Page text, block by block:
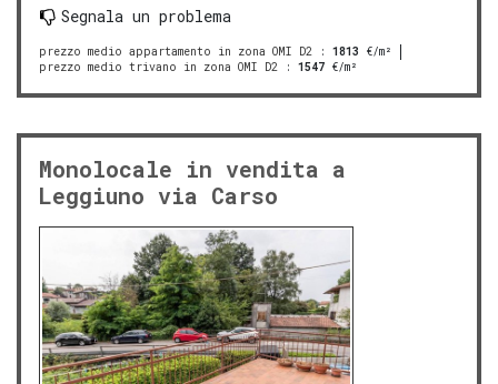
Segnala un problema
prezzo medio appartamento in zona OMI D2 : 1813 €/m²
prezzo medio trivano in zona OMI D2 : 1547 €/m²
Monolocale in vendita a
Leggiuno via Carso